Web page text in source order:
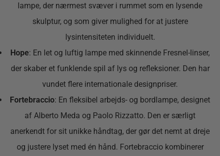
lampe, der nærmest svæver i rummet som en lysende
skulptur, og som giver mulighed for at justere
lysintensiteten individuelt.
Hope: En let og luftig lampe med skinnende Fresnel-linser,
der skaber et funklende spil af lys og refleksioner. Den har
vundet flere internationale designpriser.
Fortebraccio: En fleksibel arbejds- og bordlampe, designet
af Alberto Meda og Paolo Rizzatto. Den er særligt
anerkendt for sit unikke håndtag, der gør det nemt at dreje
og justere lyset med én hånd. Fortebraccio kombinerer